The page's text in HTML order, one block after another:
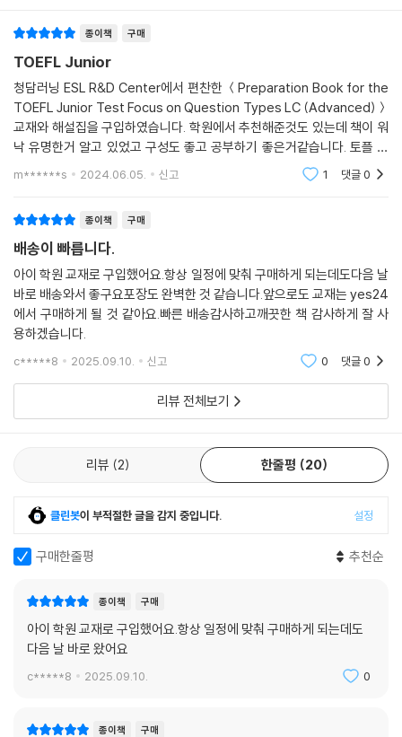
종이책 구매
TOEFL Junior
청담러닝 ESL R&D Center에서 편찬한 ＜Preparation Book for the
TOEFL Junior Test Focus on Question Types LC (Advanced)＞
교재와 해설집을 구입하였습니다. 학원에서 추천해준것도 있는데 책이 워
낙 유명한거 알고 있었고 구성도 좋고 공부하기 좋은거같습니다. 토플 주
니어 시험대비로 구입했어요.
m******s 2024.06.05. 신고 1 댓글0
종이책 구매
배송이 빠릅니다.
아이 학원 교재로 구입했어요.항상 일정에 맞춰 구매하게 되는데도다음 날
바로 배송와서 좋구요포장도 완벽한 것 같습니다.앞으로도 교재는 yes24
에서 구매하게 될 것 같아요.빠른 배송감사하고깨끗한 책 감사하게 잘 사
용하겠습니다.
c*****8 2025.09.10. 신고 0 댓글0
리뷰 전체보기
리뷰 2 한줄평 20
클린봇이 부적절한 글을 감지 중입니다. 설정
구매한줄평 추천순
종이책 구매
아이 학원 교재로 구입했어요.항상 일정에 맞춰 구매하게 되는데도
다음 날 바로 왔어요
c*****8 2025.09.10. 0
종이책 구매